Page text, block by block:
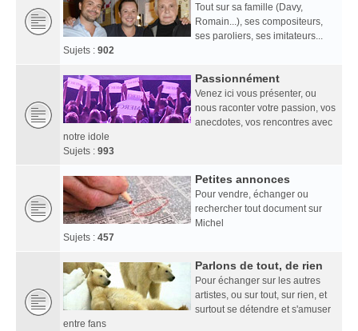
Tout sur sa famille (Davy,
Romain...), ses compositeurs,
ses paroliers, ses imitateurs...
Sujets : 902
Passionnément
Venez ici vous présenter, ou
nous raconter votre passion, vos
anecdotes, vos rencontres avec
notre idole
Sujets : 993
Petites annonces
Pour vendre, échanger ou
rechercher tout document sur
Michel
Sujets : 457
Parlons de tout, de rien
Pour échanger sur les autres
artistes, ou sur tout, sur rien, et
surtout se détendre et s'amuser
entre fans